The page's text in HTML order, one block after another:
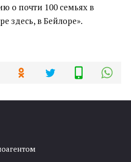
о почти 100 семьях в
здесь, в Бейлоре».